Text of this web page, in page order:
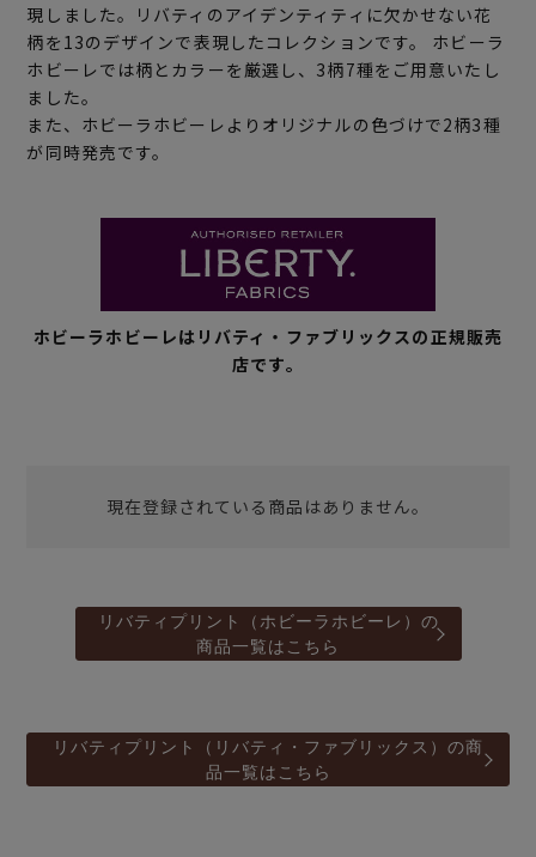
現しました。リバティのアイデンティティに欠かせない花
柄を13のデザインで表現したコレクションです。 ホビーラ
ホビーレでは柄とカラーを厳選し、3柄7種をご用意いたし
ました。
また、ホビーラホビーレよりオリジナルの色づけで2柄3種
が同時発売です。
ホビーラホビーレはリバティ・ファブリックスの正規販売
店です。
現在登録されている商品はありません。
リバティプリント（ホビーラホビーレ）の
商品一覧はこちら
リバティプリント（リバティ・ファブリックス）の商
品一覧はこちら